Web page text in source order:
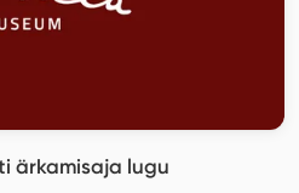
ärkamisaja lugu